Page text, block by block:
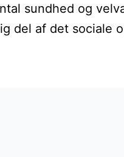
sundhed og
del af det sociale